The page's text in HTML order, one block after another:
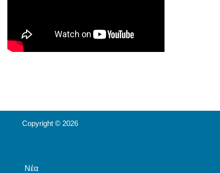
Copyright © 2026
Νέα